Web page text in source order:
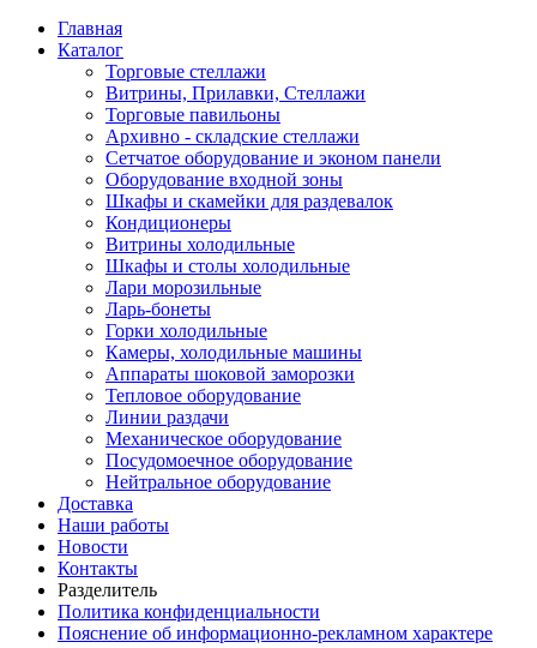
Главная
Каталог
Торговые стеллажи
Витрины, Прилавки, Стеллажи
Торговые павильоны
Архивно - складские стеллажи
Сетчатое оборудование и эконом панели
Оборудование входной зоны
Шкафы и скамейки для раздевалок
Кондиционеры
Витрины холодильные
Шкафы и столы холодильные
Лари морозильные
Ларь-бонеты
Горки холодильные
Камеры, холодильные машины
Аппараты шоковой заморозки
Тепловое оборудование
Линии раздачи
Механическое оборудование
Посудомоечное оборудование
Нейтральное оборудование
Доставка
Наши работы
Новости
Контакты
Разделитель
Политика конфиденциальности
Пояснение об информационно-рекламном характере